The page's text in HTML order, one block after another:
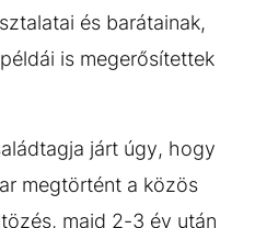
és barátainak,
is megerősítettek
járt úgy, hogy
megtörtént a közös
majd 2-3 év után